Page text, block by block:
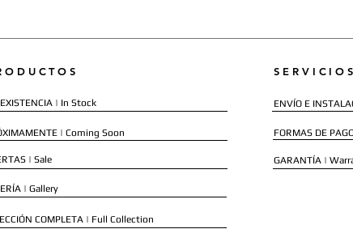
| In Stock
| Coming Soon
| Sale
| Gallery
COMPLETA | Full Collection
SERVICIOS
ENVÍO E
FORMAS DE
GARANTÍA |